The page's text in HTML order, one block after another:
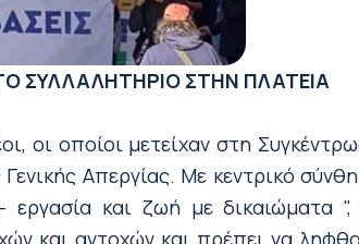
ΣΥΛΛΑΛΗΤΗΡΙΟ ΣΤΗΝ ΠΛΑΤΕΙΑ
οι οποίοι μετείχαν στη
Απεργίας. Με κεντρικό
εργασία και ζωή με δικαιώματα ",
και αντοχών και πρέπει να